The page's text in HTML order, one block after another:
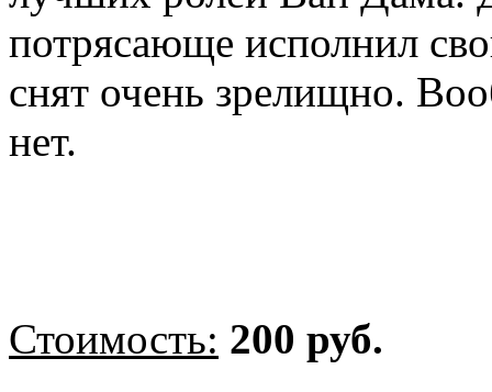
потрясающе исполнил
снят очень зрелищно.
нет.
Стоимость: 200 руб.